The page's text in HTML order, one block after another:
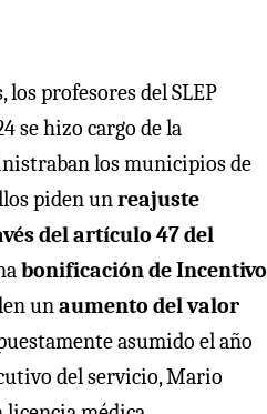
los profesores del SLEP
se hizo cargo de la
los municipios de
piden unreajuste
del artículo 47 del
bonificación de Incentivo
unaumento del valor
asumido el año
del servicio, Mario